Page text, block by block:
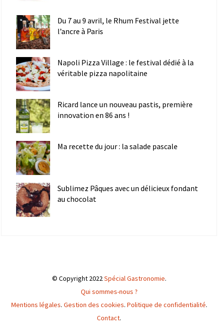
Du 7 au 9 avril, le Rhum Festival jette
l’ancre à Paris
Napoli Pizza Village : le festival dédié à la
véritable pizza napolitaine
Ricard lance un nouveau pastis, première
innovation en 86 ans !
Ma recette du jour : la salade pascale
Sublimez Pâques avec un délicieux fondant
au chocolat
© Copyright 2022Spécial Gastronomie.
Qui sommes-nous ?
Mentions légales. Gestion des cookies. Politique de confidentialité.
Contact.